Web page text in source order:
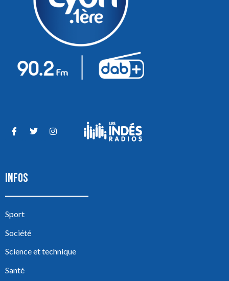
INFOS
Sport
Société
Science et technique
Santé